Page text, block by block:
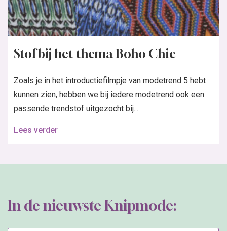
Stof bij het thema Boho Chic
Zoals je in het introductiefilmpje van modetrend 5 hebt
kunnen zien, hebben we bij iedere modetrend ook een
passende trendstof uitgezocht bij...
Lees verder
In de nieuwste Knipmode: